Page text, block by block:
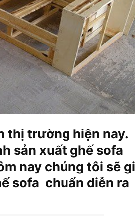
thị trường hiện nay.
sản xuất ghế sofa
nay chúng tôi sẽ
sofa chuẩn diễn ra